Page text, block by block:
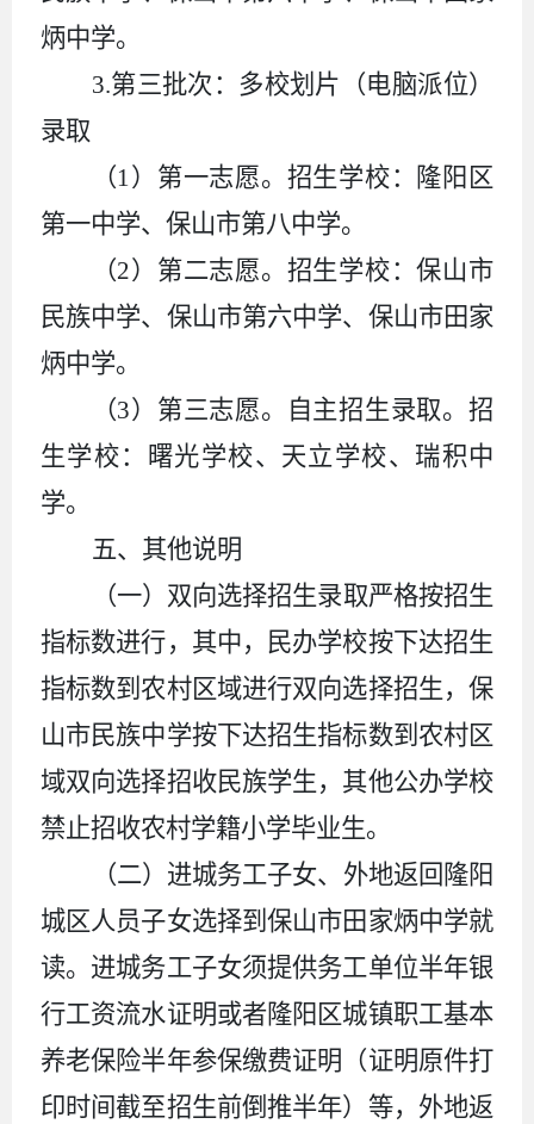
炳中学。
3.第三批次：多校划片（电脑派位）
录取
（1）第一志愿。招生学校：隆阳区
第一中学、保山市第八中学。
（2）第二志愿。招生学校：保山市
民族中学、保山市第六中学、保山市田家
炳中学。
（3）第三志愿。自主招生录取。招
生学校：曙光学校、天立学校、瑞积中
学。
五、其他说明
（一）双向选择招生录取严格按招生
指标数进行，其中，民办学校按下达招生
指标数到农村区域进行双向选择招生，保
山市民族中学按下达招生指标数到农村区
域双向选择招收民族学生，其他公办学校
禁止招收农村学籍小学毕业生。
（二）进城务工子女、外地返回隆阳
城区人员子女选择到保山市田家炳中学就
读。进城务工子女须提供务工单位半年银
行工资流水证明或者隆阳区城镇职工基本
养老保险半年参保缴费证明（证明原件打
印时间截至招生前倒推半年）等，外地返